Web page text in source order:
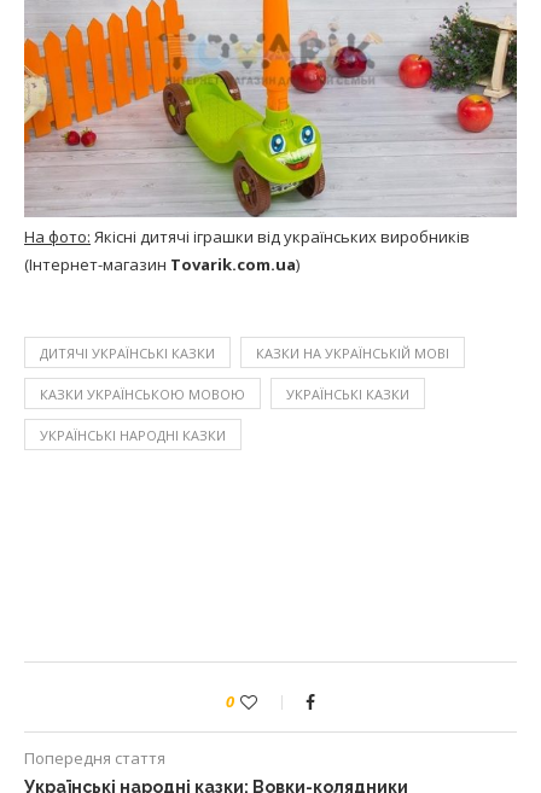
На фото: Якісні дитячі іграшки від українських виробників
(Інтернет-магазин Tovarik.com.ua)
ДИТЯЧІ УКРАЇНСЬКІ КАЗКИ КАЗКИ НА УКРАЇНСЬКІЙ МОВІ
КАЗКИ УКРАЇНСЬКОЮ МОВОЮ УКРАЇНСЬКІ КАЗКИ
УКРАЇНСЬКІ НАРОДНІ КАЗКИ
0
Попередня стаття
Українські народні казки: Вовки-колядники